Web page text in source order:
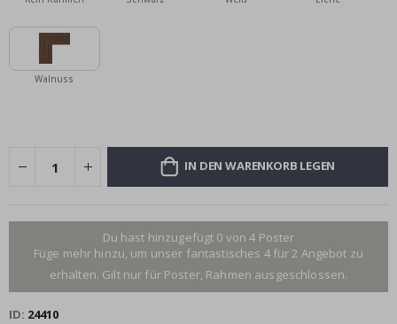
Walnuss
IN DEN WARENKORB LEGEN
Du hast hinzugefügt 0 von 4 Poster
Füge mehr hinzu, um unser fantastisches 4 für 2 Angebot zu
erhalten. Gilt nur für Poster, Rahmen ausgeschlossen.
ID 24410